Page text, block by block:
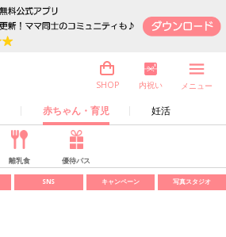
赤ちゃん・育児 妊活
SHOP 内祝い メニュー
離乳食 優待パス
SNS キャンペーン 写真スタジオ